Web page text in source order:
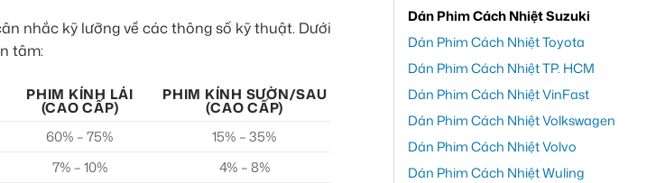
nhắc kỹ lưỡng về các thông số kỹ thuật. Dưới
tâm:
PHIM KÍNH LÁI
(CAO CẤP)
PHIM KÍNH SƯỜN/SAU
(CAO CẤP)
60% – 75%
15% – 35%
7% – 10%
4% – 8%
Dán Phim Cách Nhiệt Suzuki
Dán Phim Cách Nhiệt Toyota
Dán Phim Cách Nhiệt TP. HCM
Dán Phim Cách Nhiệt VinFast
Dán Phim Cách Nhiệt Volkswagen
Dán Phim Cách Nhiệt Volvo
Dán Phim Cách Nhiệt Wuling